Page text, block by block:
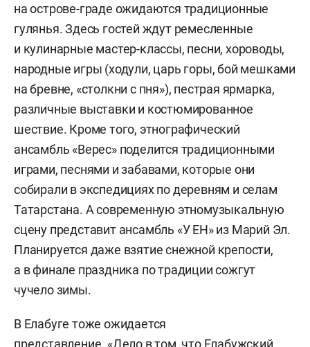
на острове-граде ожидаются традиционные
гулянья. Здесь гостей ждут ремесленные
и кулинарные мастер-классы, песни, хороводы,
народные игры (ходули, царь горы, бой мешками
на бревне, «столкни с пня»), пестрая ярмарка,
различные выставки и костюмированное
шествие. Кроме того, этнографический
ансамбль «Верес» поделится традиционными
играми, песнями и забавами, которые они
собирали в экспедициях по деревням и селам
Татарстана. А современную этномузыкальную
сцену представит ансамбль «У ЕН» из Марий Эл.
Планируется даже взятие снежной крепости,
а в финале праздника по традиции сожгут
чучело зимы.
В Елабуге тоже ожидается
представление. «Дело в том, что Елабужский